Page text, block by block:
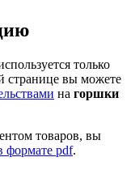
только
странице вы можете
на горшки
товаров, вы
формате pdf.